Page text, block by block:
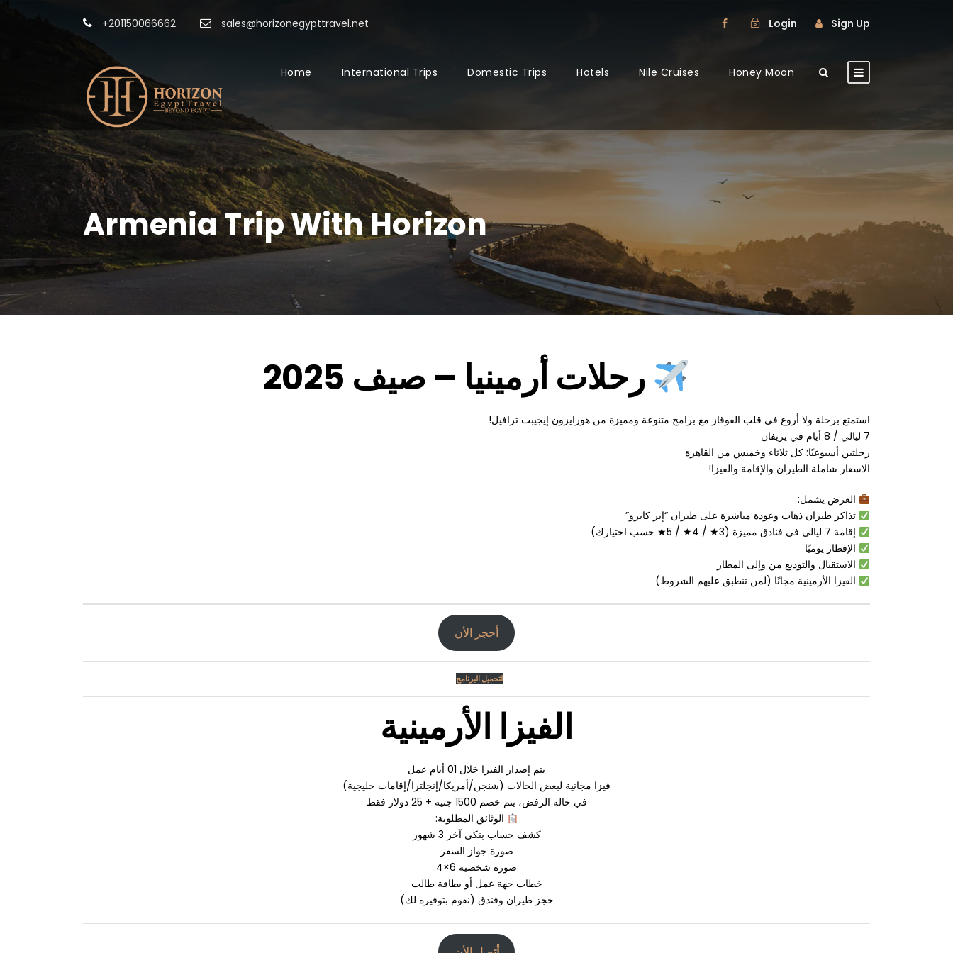
+201150066662 sales@horizonegypttravel.net Login Sign Up
Home International Trips Domestic Trips Hotels Nile Cruises Honey Moon
Armenia Trip With Horizon
رحلات أرمينيا – صيف 2025
استمتع برحلة ولا أروع في قلب القوقاز مع برامج متنوعة ومميزة من هورايزون إيجيبت ترافيل!
7 ليالي / 8 أيام في يريفان
رحلتين أسبوعيًا: كل ثلاثاء وخميس من القاهرة
الاسعار شاملة الطيران والإقامة والفيزا!
العرض يشمل:
تذاكر طيران ذهاب وعودة مباشرة على طيران “إير كايرو”
إقامة 7 ليالي في فنادق مميزة (3★ / 4★ / 5★ حسب اختيارك)
الإفطار يوميًا
الاستقبال والتوديع من وإلى المطار
الفيزا الأرمينية مجانًا (لمن تنطبق عليهم الشروط)
أحجز الأن
لتحميل البرنامج
الفيزا الأرمينية
يتم إصدار الفيزا خلال 10 أيام عمل
فيزا مجانية لبعض الحالات (شنجن/أمريكا/إنجلترا/إقامات خليجية)
في حالة الرفض، يتم خصم 0051 جنيه + 52 دولار فقط
الوثائق المطلوبة:
كشف حساب بنكي آخر 3 شهور
صورة جواز السفر
صورة شخصية 6×4
خطاب جهة عمل أو بطاقة طالب
حجز طيران وفندق (نقوم بتوفيره لك)